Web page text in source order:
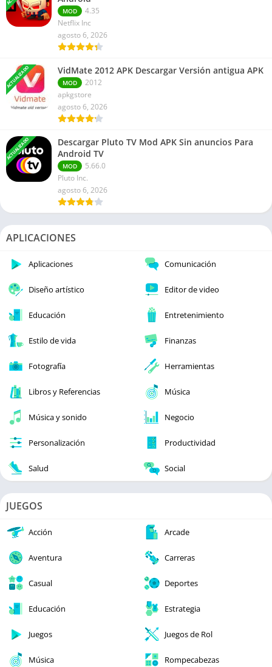
MOD
4.35
Netflix Inc
agosto 6, 2026
ACTUALIZADO VidMate 2012 APK Descargar Versión antigua APK
MOD
2012
apkgstore
agosto 6, 2026
ACTUALIZADO
Descargar Pluto TV Mod APK Sin anuncios Para
Android TV
MOD
5.66.0
Pluto Inc.
agosto 6, 2026
APLICACIONES
Aplicaciones Comunicación
Diseño artístico Editor de video
Educación Entretenimiento
Estilo de vida Finanzas
Fotografía Herramientas
Libros y Referencias Música
Música y sonido Negocio
Personalización Productividad
Salud Social
JUEGOS
Acción Arcade
Aventura Carreras
Casual Deportes
Educación Estrategia
Juegos Juegos de Rol
Música Rompecabezas